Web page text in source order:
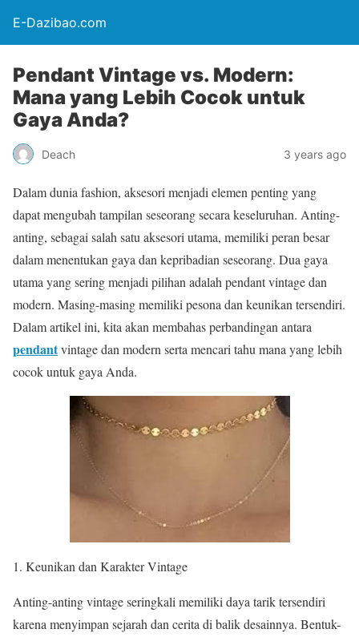
E-Dazibao.com
Pendant Vintage vs. Modern:
Mana yang Lebih Cocok untuk
Gaya Anda?
Deach 3 years ago
Dalam dunia fashion, aksesori menjadi elemen penting yang
dapat mengubah tampilan seseorang secara keseluruhan. Anting-
anting, sebagai salah satu aksesori utama, memiliki peran besar
dalam menentukan gaya dan kepribadian seseorang. Dua gaya
utama yang sering menjadi pilihan adalah pendant vintage dan
modern. Masing-masing memiliki pesona dan keunikan tersendiri.
Dalam artikel ini, kita akan membahas perbandingan antara
pendantvintage dan modern serta mencari tahu mana yang lebih
cocok untuk gaya Anda.
Keunikan dan Karakter Vintage
Anting-anting vintage seringkali memiliki daya tarik tersendiri
karena menyimpan sejarah dan cerita di balik desainnya. Bentuk-